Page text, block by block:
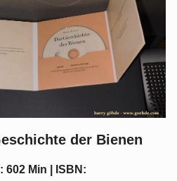
der Bienen
602 Min | ISBN: